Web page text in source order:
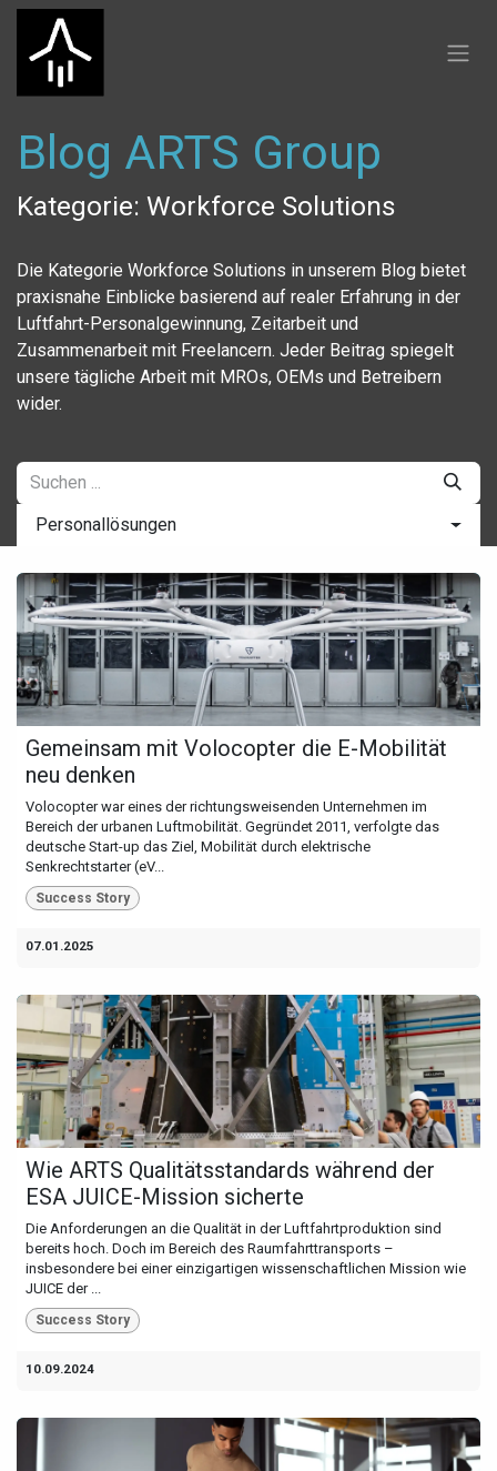
Zum Inhalt springen
Blog ARTS Group
Kategorie: Workforce Solutions
Die Kategorie Workforce Solutions in unserem Blog bietet
praxisnahe Einblicke basierend auf realer Erfahrung in der
Luftfahrt-Personalgewinnung, Zeitarbeit und
Zusammenarbeit mit Freelancern. Jeder Beitrag spiegelt
unsere tägliche Arbeit mit MROs, OEMs und Betreibern
wider.
Personallösungen
Gemeinsam mit Volocopter die E-Mobilität
neu denken
Volocopter war eines der richtungsweisenden Unternehmen im
Bereich der urbanen Luftmobilität. Gegründet 2011, verfolgte das
deutsche Start-up das Ziel, Mobilität durch elektrische
Senkrechtstarter (eV...
Success Story
07.01.2025
Wie ARTS Qualitätsstandards während der
ESA JUICE-Mission sicherte
Die Anforderungen an die Qualität in der Luftfahrtproduktion sind
bereits hoch. Doch im Bereich des Raumfahrttransports –
insbesondere bei einer einzigartigen wissenschaftlichen Mission wie
JUICE der ...
Success Story
10.09.2024